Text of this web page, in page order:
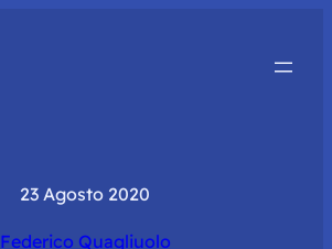
23 Agosto 2020
Federico Quagliuolo